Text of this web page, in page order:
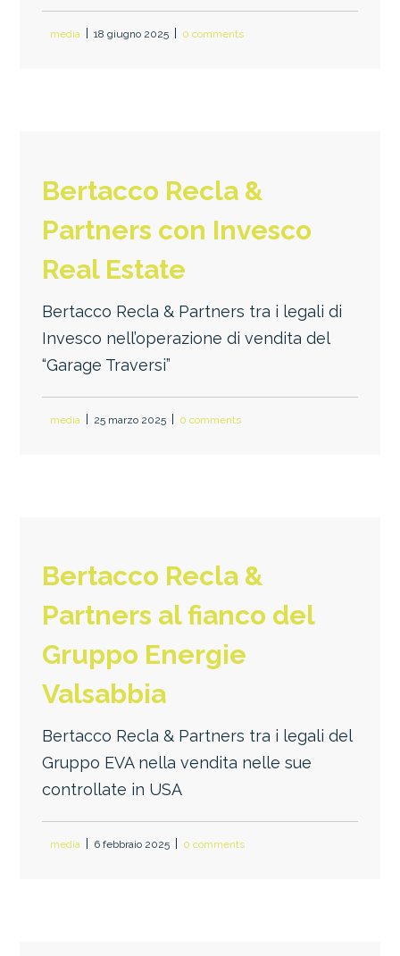
media 18 giugno 2025 0 comments
Bertacco Recla &
Partners con Invesco
Real Estate
Bertacco Recla & Partners tra i legali di
Invesco nell’operazione di vendita del
“Garage Traversi”
media 25 marzo 2025 0 comments
Bertacco Recla &
Partners al fianco del
Gruppo Energie
Valsabbia
Bertacco Recla & Partners tra i legali del
Gruppo EVA nella vendita nelle sue
controllate in USA
media 6 febbraio 2025 0 comments